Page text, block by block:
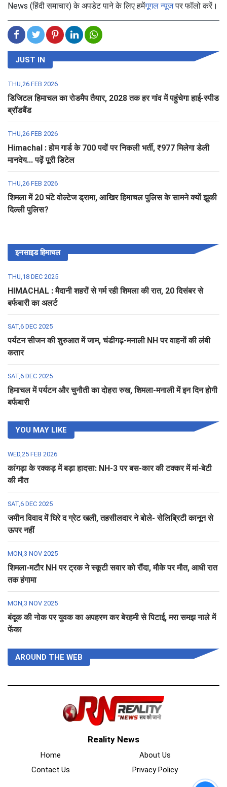
News (हिंदी समाचार) के अपडेट पाने के लिए हमेंगूगल न्यूजपर फॉलो करें।
JUST IN
THU,26 FEB 2026
डिजिटल हिमाचल का रोडमैप तैयार, 2028 तक हर गांव में पहुंचेगा हाई-स्पीड
ब्रॉडबैंड
THU,26 FEB 2026
Himachal : होम गार्ड के 700 पदों पर निकली भर्ती, ₹977 मिलेगा डेली
मानदेय... पढ़ें पूरी डिटेल
THU,26 FEB 2026
शिमला में 20 घंटे वोल्टेज ड्रामा, आखिर हिमाचल पुलिस के सामने क्यों झुकी
दिल्ली पुलिस?
इनसाइड हिमाचल
THU,18 DEC 2025
HIMACHAL : मैदानी शहरों से गर्म रही शिमला की रात, 20 दिसंबर से
बर्फबारी का अलर्ट
SAT,6 DEC 2025
पर्यटन सीजन की शुरुआत में जाम, चंडीगढ़-मनाली NH पर वाहनों की लंबी
कतार
SAT,6 DEC 2025
हिमाचल में पर्यटन और चुनौती का दोहरा रुख, शिमला-मनाली में इन दिन होगी
बर्फबारी
YOU MAY LIKE
WED,25 FEB 2026
कांगड़ा के रक्कड़ में बड़ा हादसा: NH-3 पर बस-कार की टक्कर में मां-बेटी
की मौत
SAT,6 DEC 2025
जमीन विवाद में घिरे द ग्रेट खली, तहसीलदार ने बोले- सेलिब्रिटी कानून से
ऊपर नहीं
MON,3 NOV 2025
शिमला-मटौर NH पर ट्रक ने स्कूटी सवार को रौंदा, मौके पर मौत, आधी रात
तक हंगामा
MON,3 NOV 2025
बंदूक की नोक पर युवक का अपहरण कर बेरहमी से पिटाई, मरा समझ नाले में
फेंका
AROUND THE WEB
Reality News
Home
About Us
Contact Us
Privacy Policy